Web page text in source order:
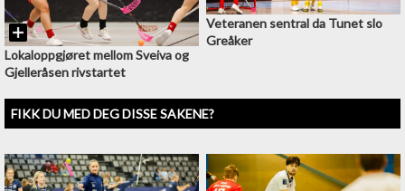
Lokaloppgjøret mellom Sveiva og
Gjelleråsen rivstartet
Veteranen sentral da Tunet slo
Greåker
FIKK DU MED DEG DISSE SAKENE?